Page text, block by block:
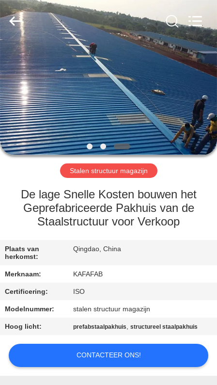
HUIS
PRODUCTEN
VIDEO'S
VR
-
OVER
FABRIEKSTOUR
NEEM
CONTACT
MET
ONS
Qingdao
KaFa
Fabrication
Co.,
Rights
Reserved.
Stalen structuur magazijn
De lage Snelle Kosten bouwen het
Geprefabriceerde Pakhuis van de
Staalstructuur voor Verkoop
Plaats van
herkomst:
Qingdao, China
Merknaam: KAFAFAB
Certificering: ISO
Modelnummer: stalen structuur magazijn
Hoog licht: prefabstaalpakhuis,structureel staalpakhuis
CONTACTEER ONS!